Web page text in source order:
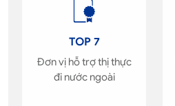
TOP 7
Đơn vị hỗ trợ thị thực
đi nước ngoài